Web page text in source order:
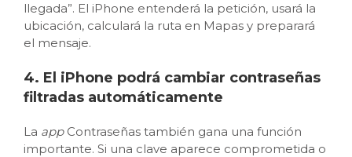
llegada”. El iPhone entenderá la petición, usará la
ubicación, calculará la ruta en Mapas y preparará
el mensaje.
4. El iPhone podrá cambiar contraseñas
filtradas automáticamente
La app Contraseñas también gana una función
importante. Si una clave aparece comprometida o